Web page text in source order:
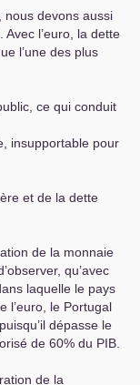
nous devons aussi
l’euro, la dette
l’une des plus
ce qui conduit
insupportable pour
et de la dette
de la monnaie
qu’avec
laquelle le pays
l’euro, le Portugal
dépasse le
de 60% du PIB
de la